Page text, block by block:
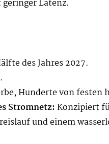
Latenz.
des Jahres 2027.
Hunderte von
Stromnetz:Konzipiert
und einem